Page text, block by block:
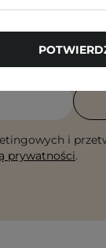
nowości
i
prywatności.